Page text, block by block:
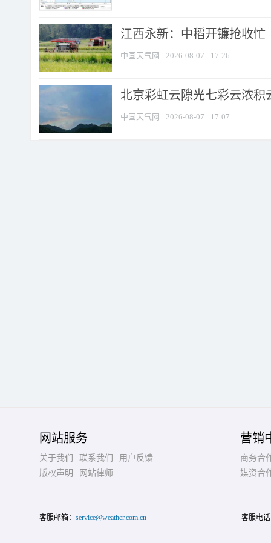
江西永新：中稻开镰抢收忙
中国天气网 2026-08-07 17:26
北京彩虹云隙光七彩云浓积
中国天气网 2026-08-07 17:07
网站服务
关于我们 联系我们
用户反馈
版权声明
网站律师
营销
商务合
媒资合
客服邮箱： service@weather.com.cn 客服电